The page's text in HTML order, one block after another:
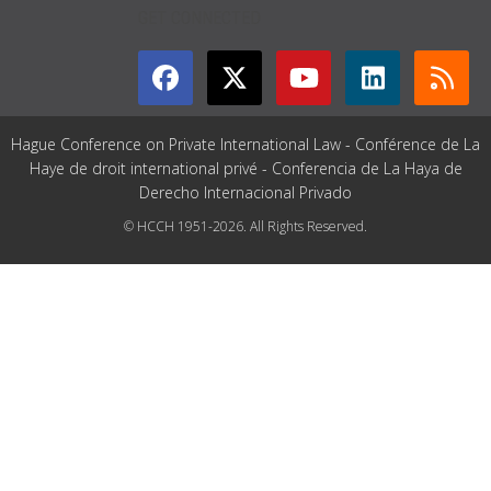
Hague Conference on Private International Law - Conférence de La
Haye de droit international privé - Conferencia de La Haya de
Derecho Internacional Privado
© HCCH 1951-2026. All Rights Reserved.